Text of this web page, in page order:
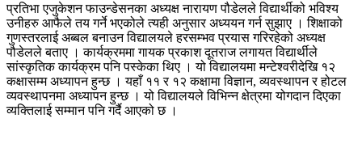
प्रतिभा एजुकेशन फाउन्डेसनका अध्यक्ष नारायण पौडेलले विद्यार्थीको भविश्य
उनीहरु आफैले तय गर्ने भएकोले त्यही अनुसार अध्ययन गर्न सुझाए । शिक्षाको
गुणस्तरलाई अब्बल बनाउन विद्यालयले हरसम्भव प्रयास गरिरहेको अध्यक्ष
पौडेलले बताए । कार्यक्रममा गायक प्रकाश दूतराज लगायत विद्यार्थीले
सांस्कृतिक कार्यक्रम पनि पस्केका थिए । यो विद्यालयमा मन्टेश्वरीदेखि १२
कक्षासम्म अध्यापन हुन्छ । यहाँ ११ र १२ कक्षामा विज्ञान, व्यवस्थापन र होटल
व्यवस्थापनमा अध्यापन हुन्छ । यो विद्यालयले विभिन्न क्षेत्रमा योगदान दिएका
व्यक्तिलाई सम्मान पनि गर्दै आएको छ ।